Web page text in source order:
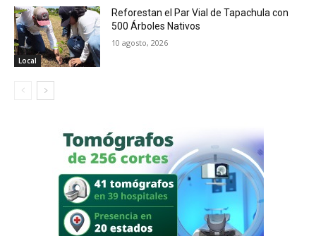
Local
Reforestan el Par Vial de Tapachula con
500 Árboles Nativos
10 agosto, 2026